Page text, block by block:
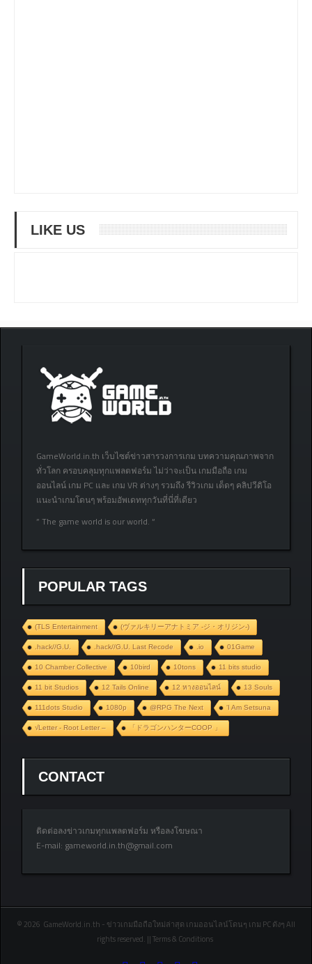
LIKE US
GameWorld.in.th เว็บไซต์ข่าวสารวงการเกม บทความคุณภาพจาก
ทั่วโลก ครอบคลุมทุกแพลตฟอร์ม ไม่ว่าจะเป็น เกมมือถือ เกม
ออนไลน์ เกม PC และ เกม VR ต่างๆ รวมถึง รีวิวเกม เด็ดๆ คลิปวีดิโอ
แนะนำเกมโดนๆ พร้อมอัพเดททุกวันที่นี่ที่เดียว
” The game world is our world. “
POPULAR TAGS
(TLS Entertainment (ヴァルキリーアナトミア ‐ジ・オリジン‐)
.hack//G.U. .hack//G.U. Last Recode .io 01Game
10 Chamber Collective 10bird 10tons 11 bits studio
11 bit Studios 12 Tails Online 12 หางออนไลน์ 13 Souls
111dots Studio 1080p @RPG The Next ‘I Am Setsuna
√Letter - Root Letter – 「ドラゴンハンターCOOP 」
CONTACT
ติดต่อลงข่าวเกมทุกแพลตฟอร์ม หรือลงโฆษณา
E-mail: gameworld.in.th@gmail.com
© 2026 GameWorld.in.th - ข่าวเกมมือถือใหม่ล่าสุด เกมออนไลน์โดนๆ เกม PC ดังๆ All
rights reserved. || Terms & Conditions